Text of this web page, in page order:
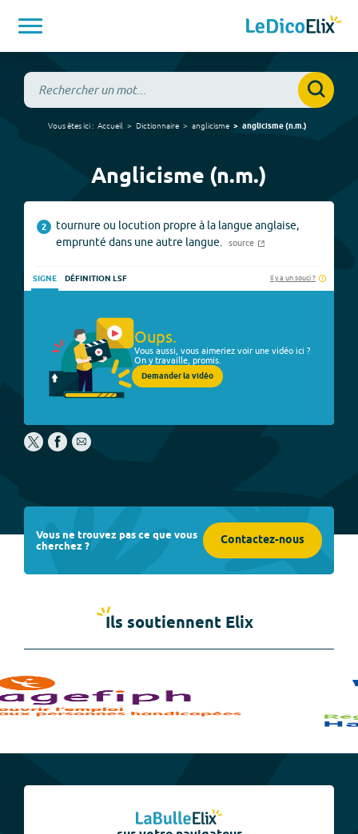
Vous êtes ici : Accueil Dictionnaire anglicisme anglicisme(n.m.)
Anglicisme (n.m.)
2
tournure ou locution propre à la langue anglaise,
emprunté dans une autre langue.
source
SIGNE DÉFINITION LSF Il y a un souci ?
Oups.
Vous aussi, vous aimeriez voir une vidéo ici ?
On y travaille, promis.
Demander la vidéo
Vous ne trouvez pas ce que vous
cherchez ? Contactez-nous
Ils soutiennent Elix